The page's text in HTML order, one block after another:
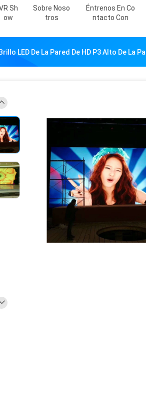
Sh
Ow
Sobre Noso
Tros
Éntrenos En Co
Ntacto Con
Brillo LED De La Pared De HD P3 Alto De La